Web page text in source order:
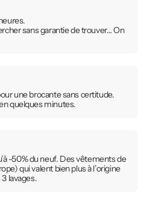
sans garantie de trouver… On
une brocante sans certitude.
quelques minutes.
-50% du neuf. Des vêtements de
qui valent bien plus à l’origine
lavages.